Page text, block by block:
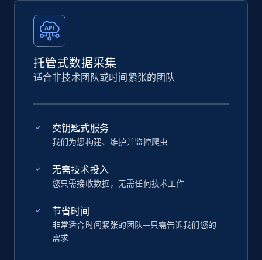
托管式数据采集
适合非技术团队或时间紧张的团队
交钥匙式服务
我们为您构建、维护并监控爬虫
无需技术投入
您只需接收数据，无需任何技术工作
节省时间
非常适合时间紧张的团队—只需告诉我们您的
需求